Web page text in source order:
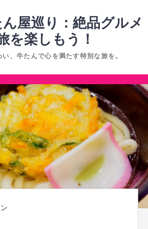
屋巡り：絶品グルメ
を楽しもう！
、牛たんで心を満たす特別な旅を。